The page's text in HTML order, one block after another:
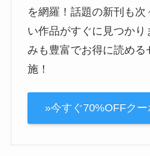
を網羅！話題の新刊も次
い作品がすぐに見つかり
みも豊富でお得に読める
施！
»今すぐ70%OFFク